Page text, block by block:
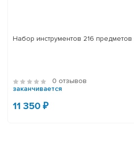
Набор инструментов 216 предметов
0 отзывов
заканчивается
11 350 ₽